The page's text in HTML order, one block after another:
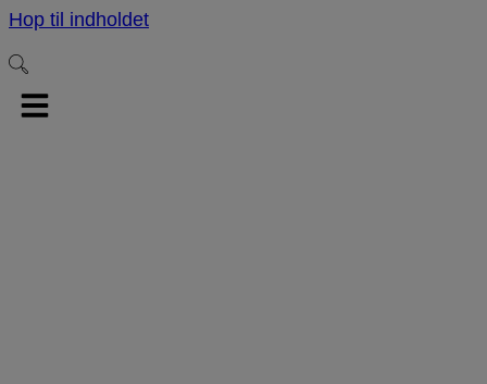
Hop til indholdet